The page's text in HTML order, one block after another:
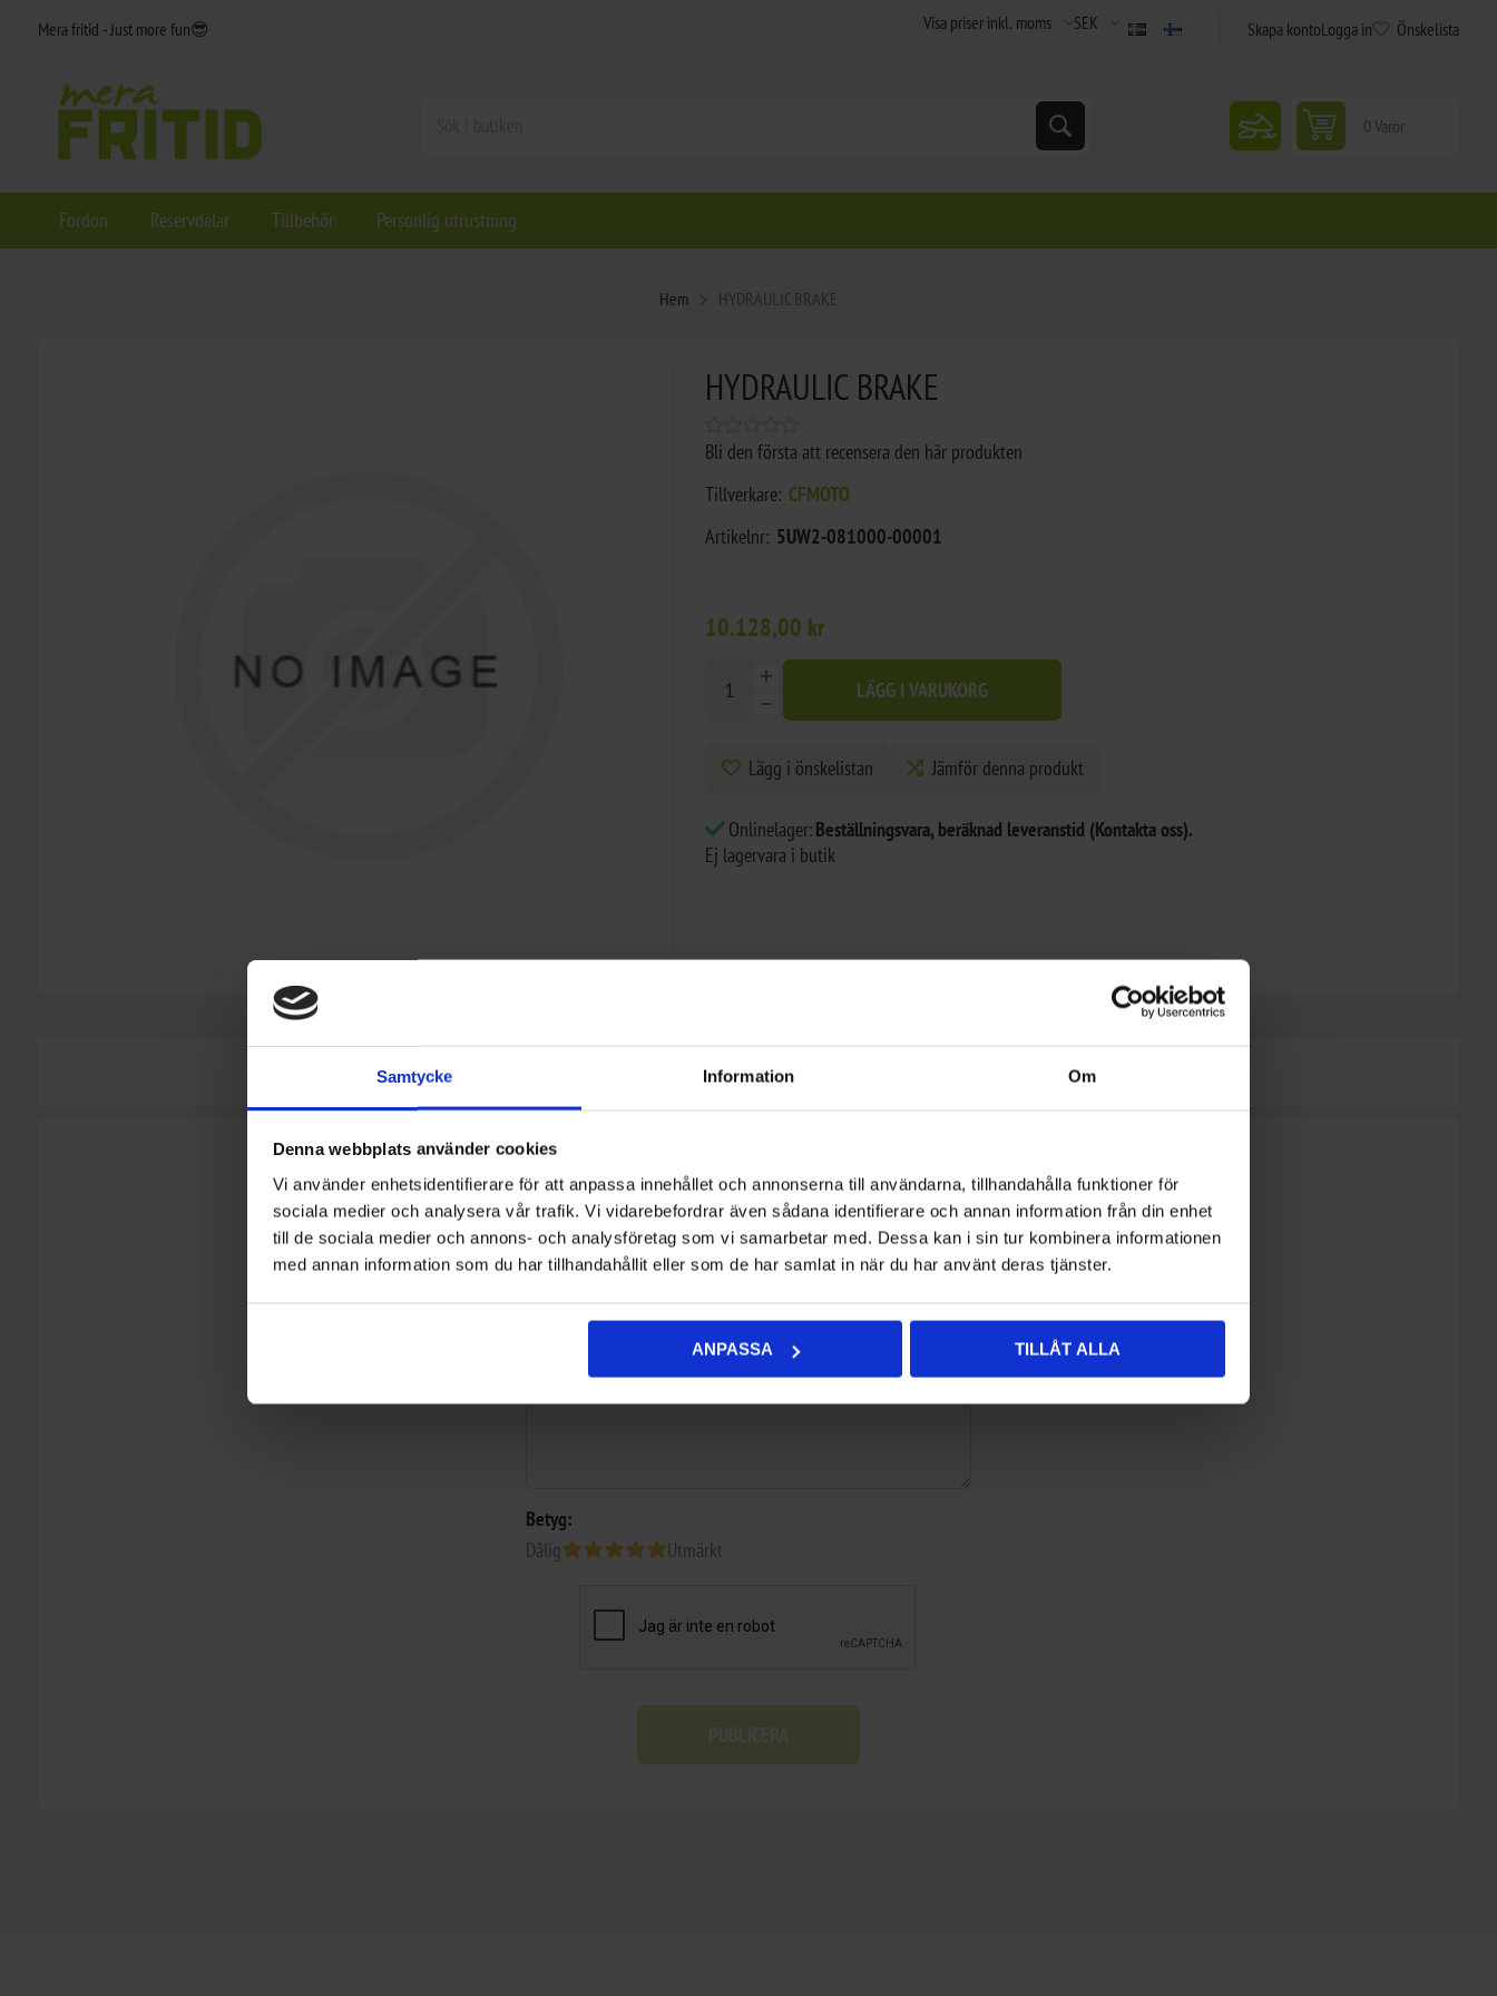
Samtycke Information Om
Denna webbplats använder cookies
Vi använder enhetsidentifierare för att anpassa innehållet och annonserna till användarna, tillhandahålla funktioner för
sociala medier och analysera vår trafik. Vi vidarebefordrar även sådana identifierare och annan information från din enhet
till de sociala medier och annons- och analysföretag som vi samarbetar med. Dessa kan i sin tur kombinera informationen
med annan information som du har tillhandahållit eller som de har samlat in när du har använt deras tjänster.
ANPASSA TILLÅT ALLA
Mera fritid - Just more fun😎 Skapa kontoLogga in Önskelista
snowmobile 0 Varor
Fordon Reservdelar Tillbehör Personlig utrustning
Hem HYDRAULIC BRAKE
HYDRAULIC BRAKE
Bli den första att recensera den här produkten
Tillverkare: CFMOTO
Artikelnr: 5UW2-081000-00001
10.128,00 kr
LÄGG I VARUKORG
Lägg i önskelistan Jämför denna produkt
Onlinelager:Beställningsvara, beräknad leveranstid (Kontakta oss).
Ej lagervara i butik
Recensioner
Du måste logga in/registrera dig för att kunna skriva recensioner
Recensionens titel:
*
Recensionstext:
*
Betyg:
Dålig
Utmärkt
PUBLICERA